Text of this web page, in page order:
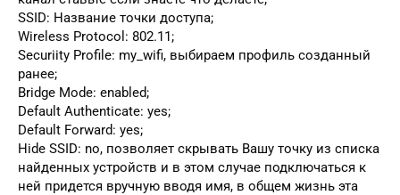
SSID: Название точки доступа;
Wireless Protocol: 802.11;
Securiity Profile: my_wifi, выбираем профиль созданный
ранее;
Bridge Mode: enabled;
Default Authenticate: yes;
Default Forward: yes;
Hide SSID: no, позволяет скрывать Вашу точку из списка
найденных устройств и в этом случае подключаться к
ней придется вручную вводя имя, в общем жизнь эта